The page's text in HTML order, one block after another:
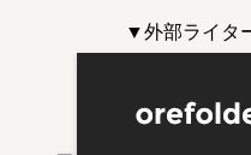
▼外部ライタ